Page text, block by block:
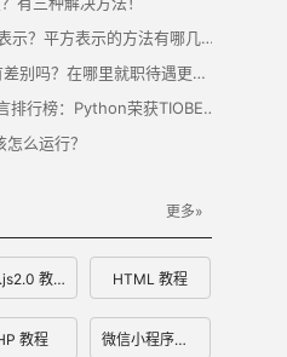
在java开发中平方怎么表示？平方表示的方法有哪几种？
日本Java和中国Java有差别吗？在哪里就职待遇更高？
2021年1月热门编程语言排行榜：Python荣获TIOBE年度之星
么运行？
更多»
VUE.js2.0 教程 HTML 教程
教程 微信小程序开发文档